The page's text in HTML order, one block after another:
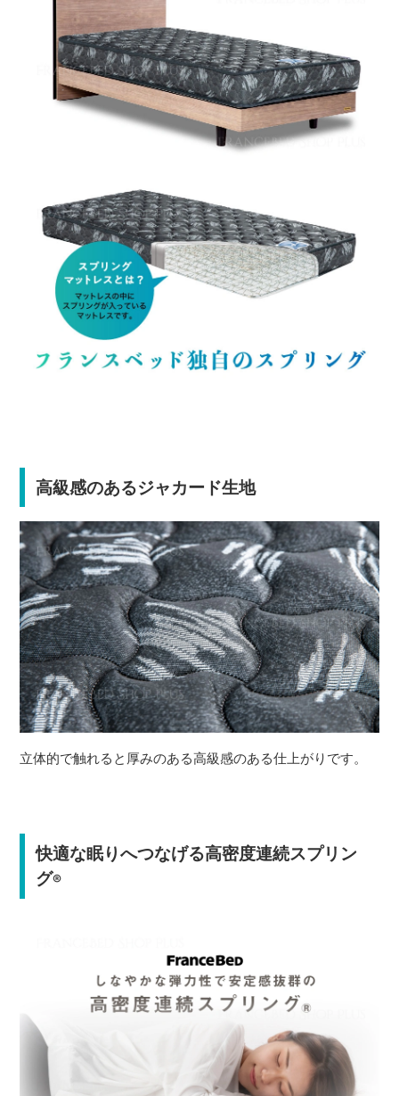
高級感のあるジャカード生地
立体的で触れると厚みのある高級感のある仕上がりです。
快適な眠りへつなげる高密度連続スプリン
グ®